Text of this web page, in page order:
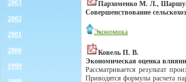
2003
2002
2001
2000
1999
Пархоменко М. Л.,
Совершенствование
Экономика
Ковель П. В.
Экономическая оценка
Рассматривается результат
Приводятся формулы расчета